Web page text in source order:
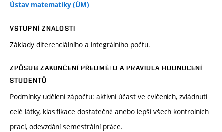
Ústav matematiky (ÚM)
VSTUPNÍ ZNALOSTI
Základy diferenciálního a integrálního počtu.
ZPŮSOB ZAKONČENÍ PŘEDMĚTU A PRAVIDLA HODNOCENÍ
STUDENTŮ
Podmínky udělení zápočtu: aktivní účast ve cvičeních, zvládnutí
celé látky, klasifikace dostatečně anebo lepší všech kontrolních
prací, odevzdání semestrální práce.